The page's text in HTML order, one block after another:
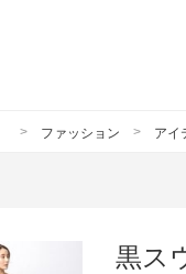
ファッション アイ
黒ス